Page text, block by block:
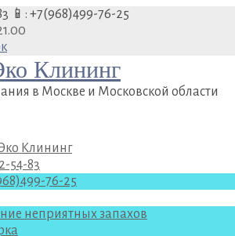
📱: +7(968)499-76-25
Клининг
в Москве и Московской области
Клининг
54-83
76-25
неприятных запахов